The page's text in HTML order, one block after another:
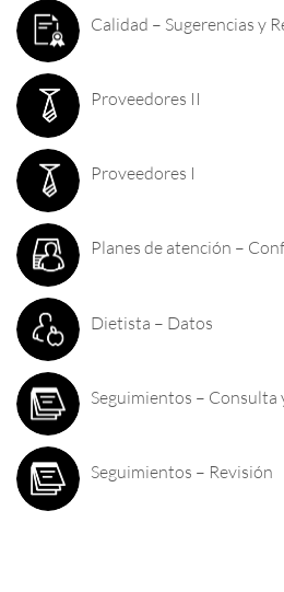
Calidad – Sugerencias y
Proveedores II
Proveedores I
Planes de atención –
Dietista – Datos
Seguimientos – Consulta
Seguimientos – Revisión